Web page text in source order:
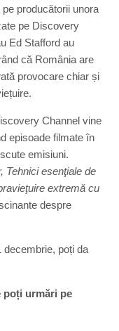
producătorii unora
pe Discovery
Ed Stafford au
că România are
provocare chiar și
Channel vine
episoade filmate în
emisiuni.
Tehnici esenţiale de
extremă cu
despre
decembrie, poți da
poți urmări pe